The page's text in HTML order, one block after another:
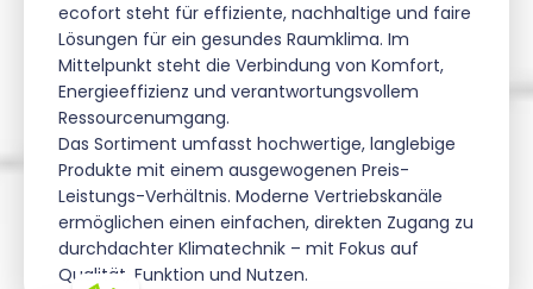
ecofort steht für effiziente, nachhaltige und faire
Lösungen für ein gesundes Raumklima. Im
Mittelpunkt steht die Verbindung von Komfort,
Energieeffizienz und verantwortungsvollem
Ressourcenumgang.
Das Sortiment umfasst hochwertige, langlebige
Produkte mit einem ausgewogenen Preis-
Leistungs-Verhältnis. Moderne Vertriebskanäle
ermöglichen einen einfachen, direkten Zugang zu
durchdachter Klimatechnik – mit Fokus auf
Qualität, Funktion und Nutzen.